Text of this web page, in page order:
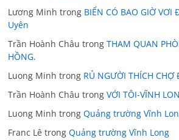
Lương Minh trong BIỂN CÓ BAO GIỜ
Uyên
Trần Hoành Châu trongTHAM QUAN
HỒNG.
Luong Minh trong RỦ NGƯỜI THÍCH CHỢ
Trần Hoành Châu trongVỚI TÔI-VĨNH
Luong Minh trongQuảng trường Vĩnh
Franc Lê trongQuảng trường Vĩnh Long